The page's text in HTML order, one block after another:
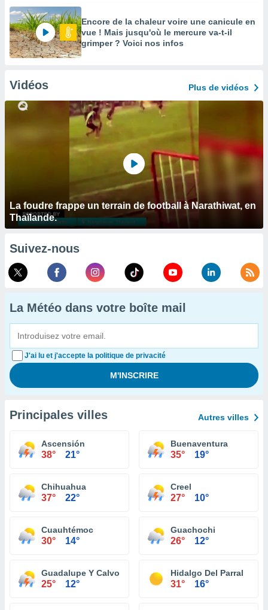
Encore de la chaleur voire une canicule en
vue ! Mais jusqu'où le mercure va-t-il
grimper ? Voici nos infos
Vidéos Plus de vidéos
La foudre frappe un terrain de football à Narathiwat, en
Thaïlande.
Suivez-nous
La Météo dans votre boîte mail
J'ai lu et j'accepte la politique de privacité
Principales villes Autres villes
Ascensión
38° 21°
Buenaventura
35° 19°
Chihuahua
37° 22°
Creel
27° 10°
Cuauhtémoc
30° 14°
Guachochi
26° 12°
Guadalupe Y Calvo
25° 12°
Hidalgo Del Parral
31° 16°